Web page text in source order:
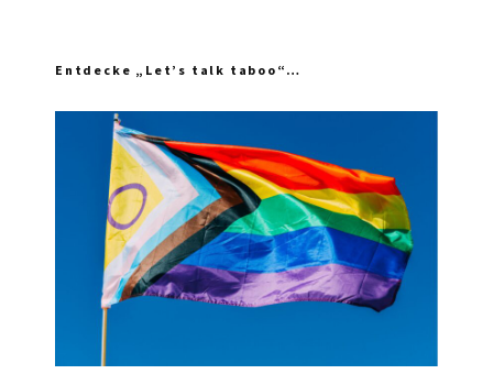
Entdecke „Let’s talk taboo“…